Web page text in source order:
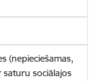
(nepieciešamas,
saturu sociālajos